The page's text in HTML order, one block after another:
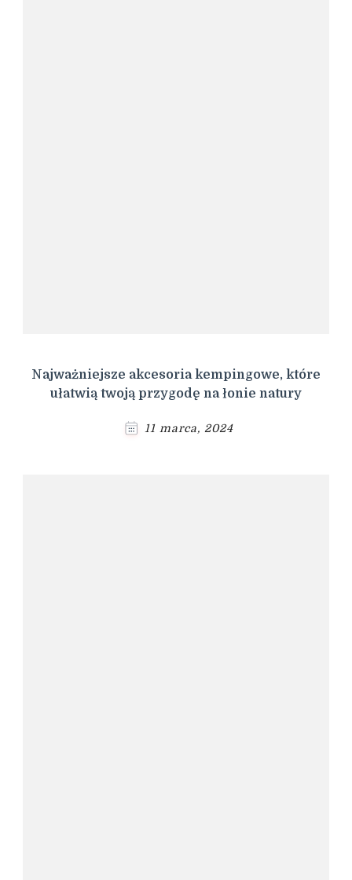
Najważniejsze akcesoria kempingowe, które
ułatwią twoją przygodę na łonie natury
11 marca, 2024